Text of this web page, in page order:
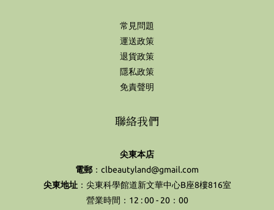
常見問題
運送政策
退貨政策
隱私政策
免責聲明
聯絡我們
尖東本店
電郵 ：clbeautyland@gmail.com
尖東地址：尖東科學館道新文華中心B座8樓816室
營業時間：12 : 00 - 20：00